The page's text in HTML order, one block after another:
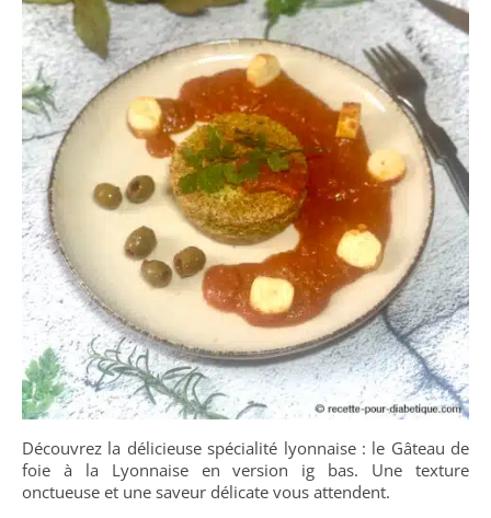
Découvrez la délicieuse spécialité lyonnaise : le Gâteau de
foie à la Lyonnaise en version ig bas. Une texture
onctueuse et une saveur délicate vous attendent.